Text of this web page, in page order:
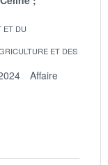
ET DU
ET DES
Affaire